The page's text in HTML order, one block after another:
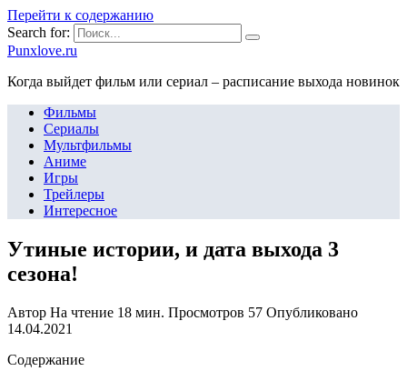
Перейти к содержанию
Search for:
Punxlove.ru
Когда выйдет фильм или сериал – расписание выхода новинок
Фильмы
Сериалы
Мультфильмы
Аниме
Игры
Трейлеры
Интересное
Утиные истории, и дата выхода 3
сезона!
Автор На чтение 18 мин. Просмотров 57 Опубликовано
14.04.2021
Содержание